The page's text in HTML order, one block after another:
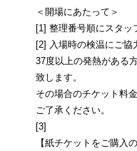
＜開場にあたって＞
[1] 整理番号順にスタッ
[2] 入場時の検温にご協
37度以上の発熱がある
致します。
その場合のチケット料
ご了承ください。
[3]
【紙チケットをご購入